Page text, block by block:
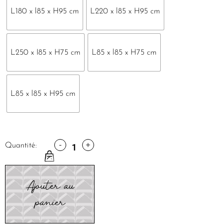
L180 x l85 x H95 cm L220 x l85 x H95 cm
L250 x I85 x H75 cm L85 x l85 x H75 cm
L85 x l85 x H95 cm
Quantité: - +
Ajouter au
panier